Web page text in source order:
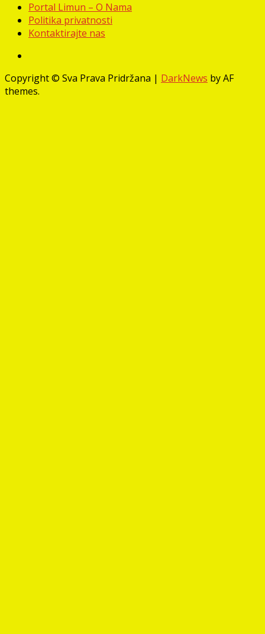
Portal Limun – O Nama
Politika privatnosti
Kontaktirajte nas
Copyright © Sva Prava Pridržana | DarkNews by AF
themes.